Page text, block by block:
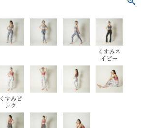
くすみネ
イビー
くすみピ
ンク